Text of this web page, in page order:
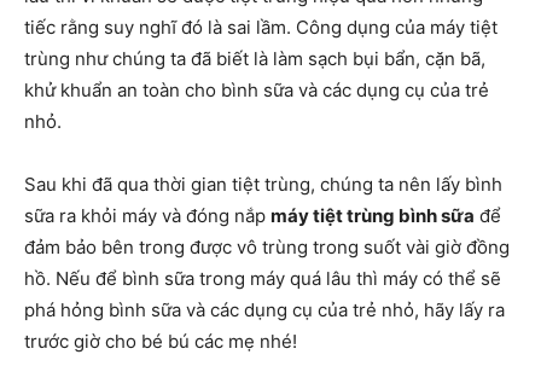
tiếc rằng suy nghĩ đó là sai lầm. Công dụng của máy tiệt
trùng như chúng ta đã biết là làm sạch bụi bẩn, cặn bã,
khử khuẩn an toàn cho bình sữa và các dụng cụ của trẻ
nhỏ.
Sau khi đã qua thời gian tiệt trùng, chúng ta nên lấy bình
sữa ra khỏi máy và đóng nắp máy tiệt trùng bình sữa để
đảm bảo bên trong được vô trùng trong suốt vài giờ đồng
hồ. Nếu để bình sữa trong máy quá lâu thì máy có thể sẽ
phá hỏng bình sữa và các dụng cụ của trẻ nhỏ, hãy lấy ra
trước giờ cho bé bú các mẹ nhé!